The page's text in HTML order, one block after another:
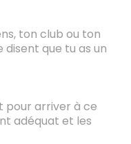
ton club ou ton
que tu as un
pour arriver à ce
adéquat et les